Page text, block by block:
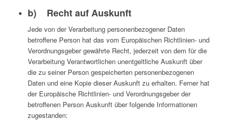
b) Recht auf Auskunft
Jede von der Verarbeitung personenbezogener Daten
betroffene Person hat das vom Europäischen Richtlinien- und
Verordnungsgeber gewährte Recht, jederzeit von dem für die
Verarbeitung Verantwortlichen unentgeltliche Auskunft über
die zu seiner Person gespeicherten personenbezogenen
Daten und eine Kopie dieser Auskunft zu erhalten. Ferner hat
der Europäische Richtlinien- und Verordnungsgeber der
betroffenen Person Auskunft über folgende Informationen
zugestanden: